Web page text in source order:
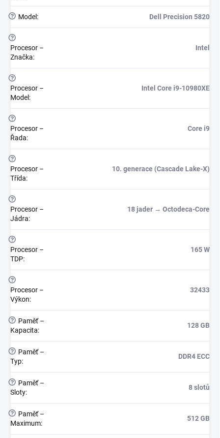
? Model : Dell Precision 5820
?
Procesor –
Značka:
Intel
?
Procesor –
Model :
Intel Core i9-10980XE
?
Procesor –
Řada:
Core i9
?
Procesor –
Třída:
10. generace (Cascade Lake-X)
?
Procesor –
Jádra:
18 jader → Octodeca-Core
?
Procesor –
TDP:
165 W
?
Procesor –
Výkon:
32433
?
Paměť –
Kapacita:
128 GB
?
Paměť –
Typ:
DDR4 ECC
?
Paměť –
Sloty:
8 slotů
?
Paměť –
Maximum:
512 GB